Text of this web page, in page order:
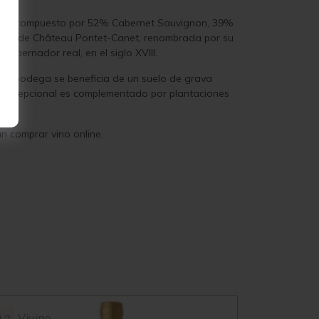
compuesto por 52% Cabernet Sauvignon, 39%
de Château Pontet-Canet, renombrada por su
real, en el siglo XVIII.
bodega se beneficia de un suelo de grava
es complementado por plantaciones
comprar vino online.